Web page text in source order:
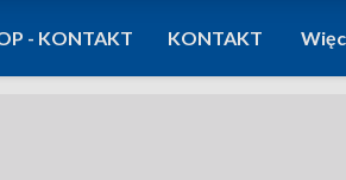
- KONTAKT KONTAKT